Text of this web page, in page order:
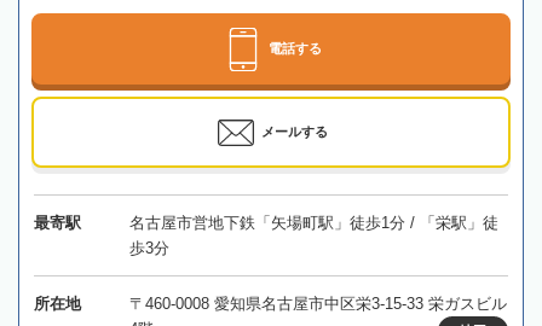
電話する
メールする
最寄駅
名古屋市営地下鉄「矢場町駅」徒歩1分 / 「栄駅」徒
歩3分
所在地
〒460-0008 愛知県名古屋市中区栄3-15-33 栄ガスビル